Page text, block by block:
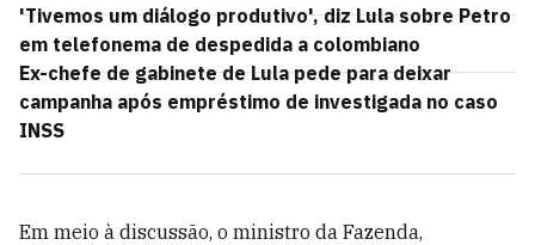
'Tivemos um diálogo produtivo', diz Lula sobre Petro
em telefonema de despedida a colombiano
Ex-chefe de gabinete de Lula pede para deixar
campanha após empréstimo de investigada no caso
INSS
Em meio à discussão, o ministro da Fazenda,